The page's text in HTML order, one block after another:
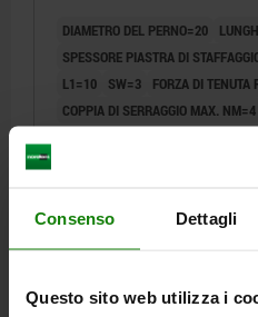
Consenso Dettagli
Questo sito web utilizza i
DIAMETRO DEL PERNO=20
SPESSORE PIASTRA DI
L1=10
SW=3
FORZA DI
COPPIA DI SERRAGGIO MAX. NM=4
+ IVA
03153